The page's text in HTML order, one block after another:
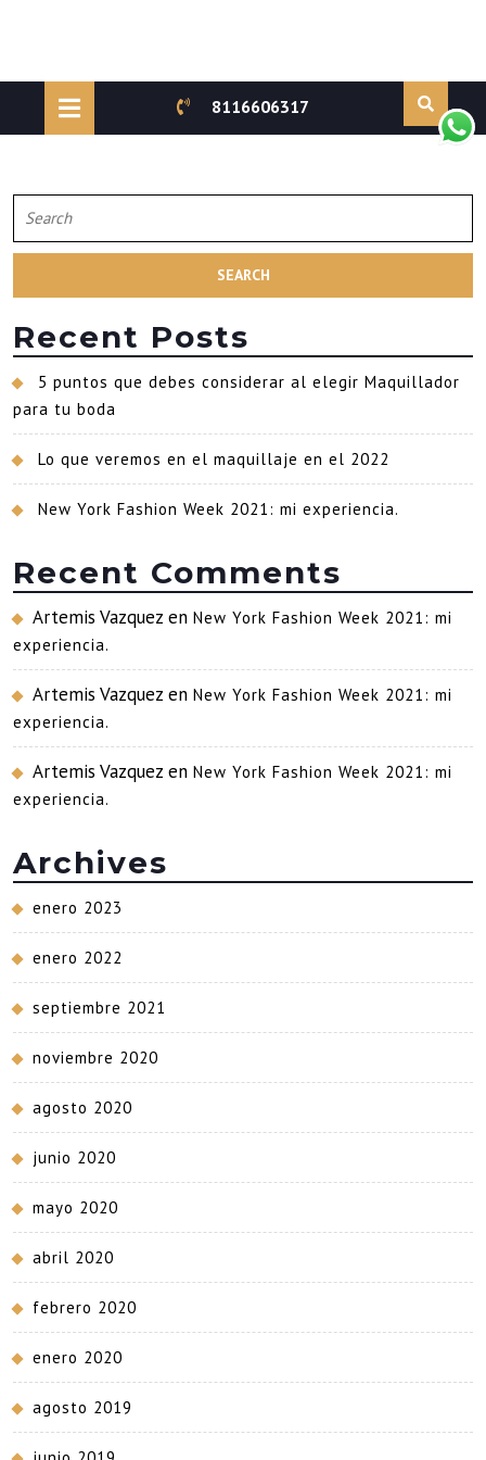
to
8116606317
for:
Recent Posts
5 puntos que debes considerar al elegir Maquillador
para tu boda
Lo que veremos en el maquillaje en el 2022
New York Fashion Week 2021: mi experiencia.
Recent Comments
Artemis Vazquez en New York Fashion Week 2021: mi
experiencia.
Artemis Vazquez en New York Fashion Week 2021: mi
experiencia.
Artemis Vazquez en New York Fashion Week 2021: mi
experiencia.
Archives
enero 2023
enero 2022
septiembre 2021
noviembre 2020
agosto 2020
junio 2020
mayo 2020
abril 2020
febrero 2020
enero 2020
agosto 2019